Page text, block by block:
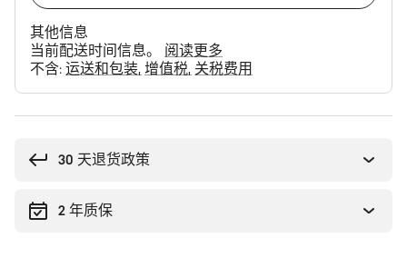
其他信息
当前配送时间信息。 阅读更多
不含: 运送和包装 增值税 关税费用
30 天退货政策
2 年质保